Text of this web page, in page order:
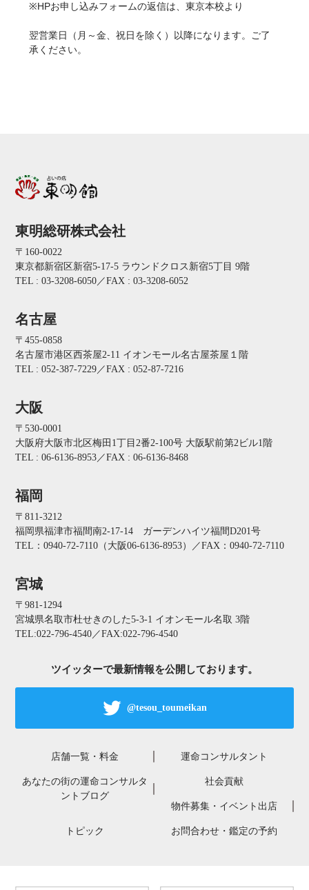
※HPお申し込みフォームの返信は、東京本校より
翌営業日（月～金、祝日を除く）以降になります。ご了
承ください。
東明総研株式会社
〒160-0022
東京都新宿区新宿5-17-5 ラウンドクロス新宿5丁目 9階
TEL : 03-3208-6050／FAX : 03-3208-6052
名古屋
〒455-0858
名古屋市港区西茶屋2-11 イオンモール名古屋茶屋１階
TEL : 052-387-7229／FAX : 052-87-7216
大阪
〒530-0001
大阪府大阪市北区梅田1丁目2番2-100号 大阪駅前第2ビル1階
TEL : 06-6136-8953／FAX : 06-6136-8468
福岡
〒811-3212
福岡県福津市福間南2-17-14 ガーデンハイツ福間D201号
TEL：0940-72-7110（大阪06-6136-8953）／FAX：0940-72-7110
宮城
〒981-1294
宮城県名取市杜せきのした5-3-1 イオンモール名取 3階
TEL:022-796-4540／FAX:022-796-4540
ツイッターで最新情報を公開しております。
@tesou_toumeikan
店舗一覧・料金 運命コンサルタント
あなたの街の運命コンサルタ
ントブログ
社会貢献
物件募集・イベント出店
トピック お問合わせ・鑑定の予約